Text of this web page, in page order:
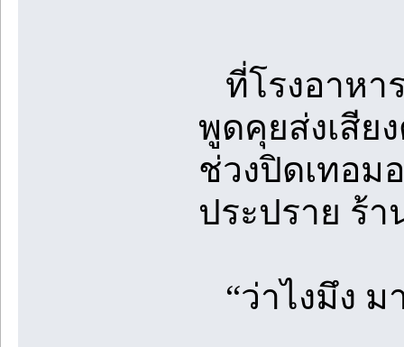
ที่โรงอาหา
พูดคุยส่งเสีย
ช่วงปิดเทอม
ประปราย ร้
“ว่าไงมึง ม